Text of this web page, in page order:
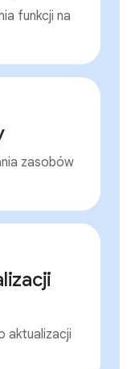
funkcji na
zasobów
aktualizacji